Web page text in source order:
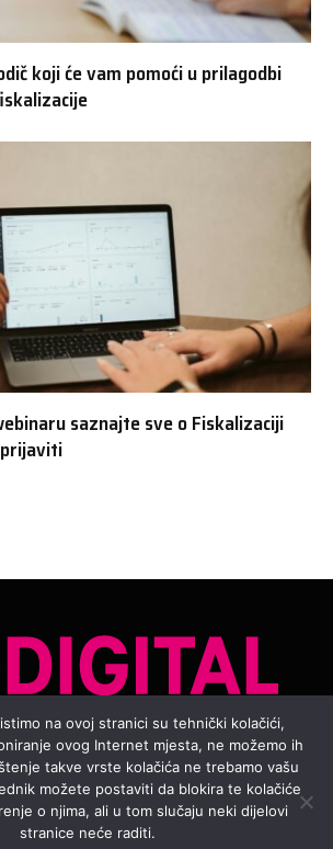
koji će vam pomoći u prilagodbi
saznajte sve o Fiskalizaciji
FacebookInstagram YouTube TikTok
d.d. Sva prava pridržana. Uvjeti
na ovoj stranici su tehnički kolačići,
ovog Internet mjesta, ne možemo ih
takve vrste kolačića ne trebamo vašu
možete postaviti da blokira te kolačiće
o njima, ali u tom slučaju neki dijelovi
stranice neće raditi.